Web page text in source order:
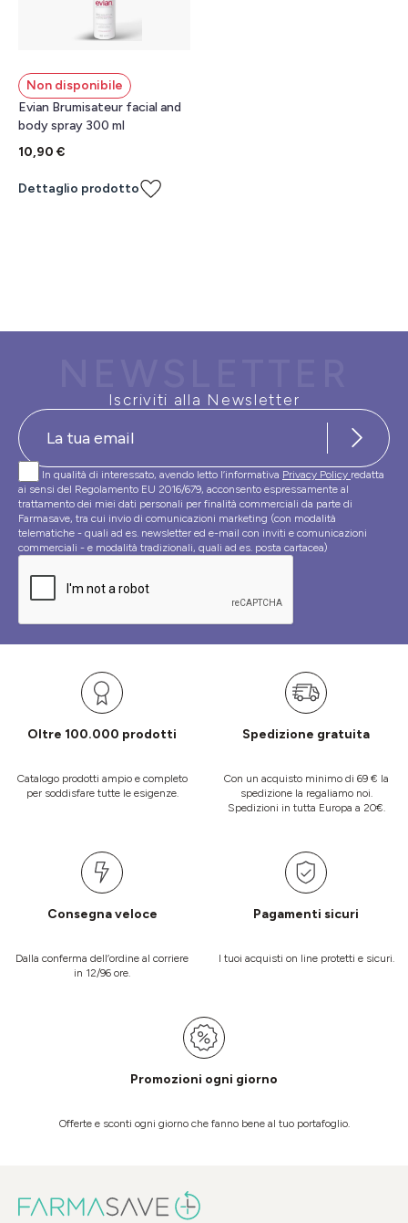
Non disponibile
Evian Brumisateur facial and
body spray 300 ml
10,90 €
Dettaglio prodotto
Iscriviti alla Newsletter
In qualità di interessato, avendo letto l’informativa Privacy Policy redatta
ai sensi del Regolamento EU 2016/679, acconsento espressamente al
trattamento dei miei dati personali per finalità commerciali da parte di
Farmasave, tra cui invio di comunicazioni marketing (con modalità
telematiche - quali ad es. newsletter ed e-mail con inviti e comunicazioni
commerciali - e modalità tradizionali, quali ad es. posta cartacea)
Oltre 100.000 prodotti
Catalogo prodotti ampio e completo
per soddisfare tutte le esigenze.
Spedizione gratuita
Con un acquisto minimo di 69 € la
spedizione la regaliamo noi.
Spedizioni in tutta Europa a 20€.
Consegna veloce
Dalla conferma dell’ordine al corriere
in 12/96 ore.
Pagamenti sicuri
I tuoi acquisti on line protetti e sicuri.
Promozioni ogni giorno
Offerte e sconti ogni giorno che fanno bene al tuo portafoglio.